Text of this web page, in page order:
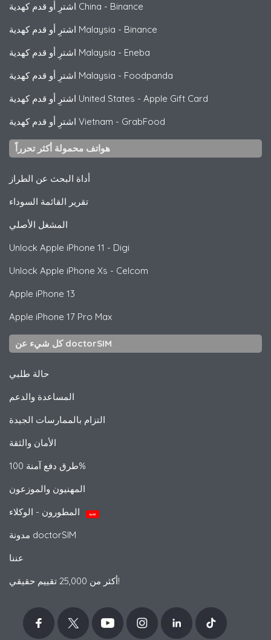
اشترِ أو قدم كهدية China - Binance
اشترِ أو قدم كهدية Malaysia - Binance
اشترِ أو قدم كهدية Malaysia - Eneba
اشترِ أو قدم كهدية Malaysia - Foodpanda
اشترِ أو قدم كهدية United States - Apple Gift Card
اشترِ أو قدم كهدية Vietnam - GrabFood
هواتف محمولة أكثر تحرراً
أداة البحث عن الطراز
تقرير القائمة السوداء
المشغل الأصلي
Unlock Apple iPhone 11 - Digi
Unlock Apple iPhone Xs - Celcom
Apple iPhone 13
Apple iPhone 17 Pro Max
كل شيء عن doctorSIM
حالة طلبي
المساعدة والدعم
التزام بالممارسات الجيدة
الأمان والثقة
طرق دفع آمنة 100%
المهنيون والموزعون
جديد
مدونة doctorSIM
عننا
أكثر من 25,000 تقييم حقيقي!